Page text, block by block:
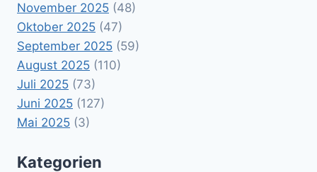
November 2025 (48)
Oktober 2025 (47)
September 2025 (59)
August 2025 (110)
Juli 2025 (73)
Juni 2025 (127)
Mai 2025 (3)
Kategorien